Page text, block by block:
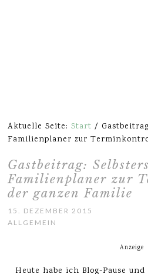
Aktuelle Seite:Start /
Familienplaner zur
Gastbeitrag:
Familienplaner zur
der ganzen Familie
15. DEZEMBER 2015
ALLGEMEIN
Anzeige
Heute habe ich Blog-Pause